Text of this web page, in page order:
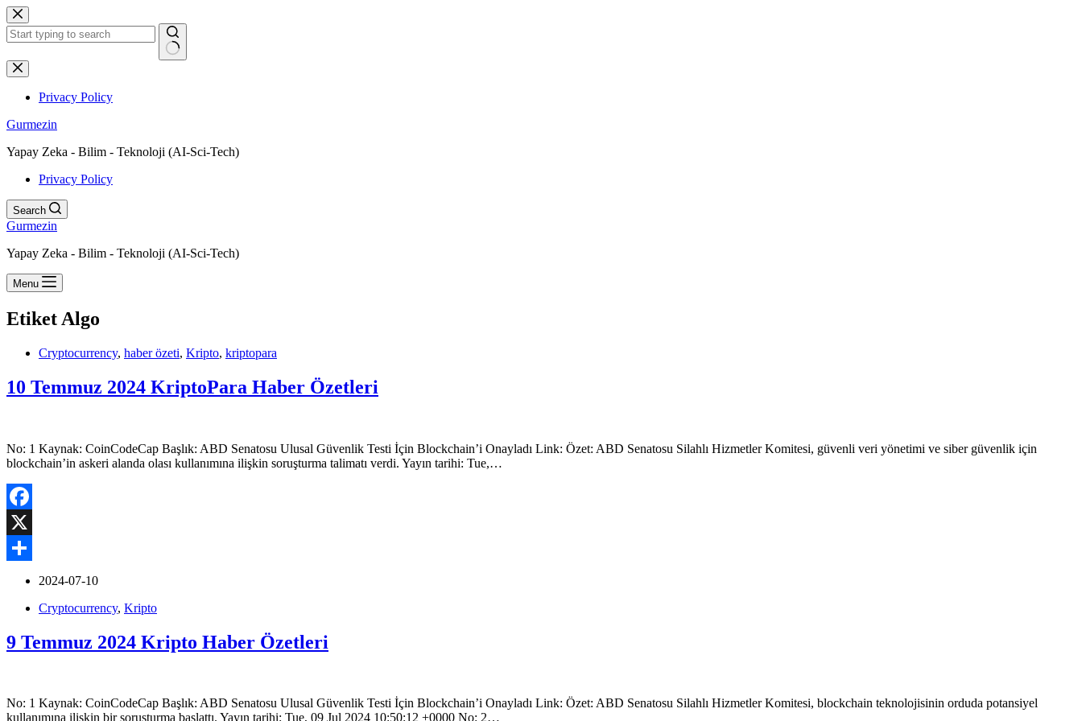
Skip
to
content
No
results
Privacy Policy
Gurmezin
Yapay Zeka - Bilim - Teknoloji (AI-Sci-Tech)
Privacy Policy
Search
Gurmezin
Yapay Zeka - Bilim - Teknoloji (AI-Sci-Tech)
Menu
Etiket Algo
Cryptocurrency, haber özeti, Kripto, kriptopara
10 Temmuz 2024 KriptoPara Haber Özetleri
No: 1 Kaynak: CoinCodeCap Başlık: ABD Senatosu Ulusal Güvenlik Testi İçin Blockchain’i Onayladı Link: Özet: ABD Senatosu Silahlı Hizmetler Komitesi, güvenli veri yönetimi ve siber güvenlik için
blockchain’in askeri alanda olası kullanımına ilişkin soruşturma talimatı verdi. Yayın tarihi: Tue,…
Facebook
X
2024-07-10
Cryptocurrency, Kripto
9 Temmuz 2024 Kripto Haber Özetleri
No: 1 Kaynak: CoinCodeCap Başlık: ABD Senatosu Ulusal Güvenlik Testi İçin Blockchain’i Onayladı Link: Özet: ABD Senatosu Silahlı Hizmetler Komitesi, blockchain teknolojisinin orduda potansiyel
kullanımına ilişkin bir soruşturma başlattı. Yayın tarihi: Tue, 09 Jul 2024 10:50:12 +0000 No: 2…